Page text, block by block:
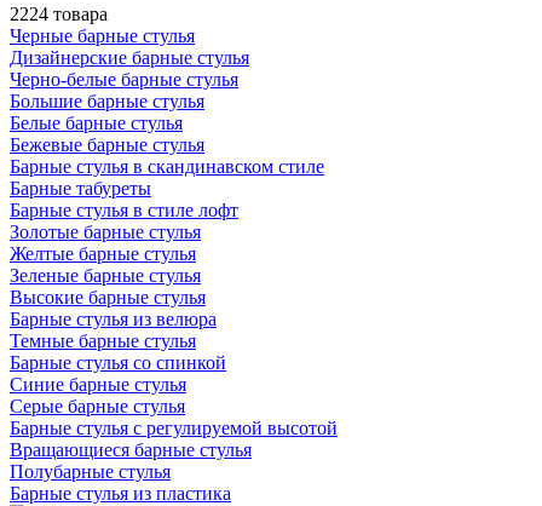
2224 товара
Черные барные стулья
Дизайнерские барные стулья
Черно-белые барные стулья
Большие барные стулья
Белые барные стулья
Бежевые барные стулья
Барные стулья в скандинавском стиле
Барные табуреты
Барные стулья в стиле лофт
Золотые барные стулья
Желтые барные стулья
Зеленые барные стулья
Высокие барные стулья
Барные стулья из велюра
Темные барные стулья
Барные стулья со спинкой
Синие барные стулья
Серые барные стулья
Барные стулья с регулируемой высотой
Вращающиеся барные стулья
Полубарные стулья
Барные стулья из пластика